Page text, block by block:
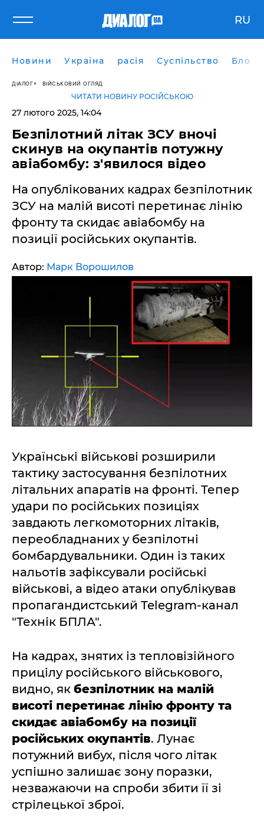
RU
Новини Україна расія Суспільство Блоги
ДІАЛОГ ВІЙСЬКОВИЙ ОГЛЯД
ЧИТАТИ НОВИНУ РОСІЙСЬКОЮ
27 лютого 2025, 14:04
Безпілотний літак ЗСУ вночі
скинув на окупантів потужну
авіабомбу: з'явилося відео
На опублікованих кадрах безпілотник
ЗСУ на малій висоті перетинає лінію
фронту та скидає авіабомбу на
позиції російських окупантів.
Автор: Марк Ворошилов
Українські військові розширили
тактику застосування безпілотних
літальних апаратів на фронті. Тепер
удари по російських позиціях
завдають легкомоторних літаків,
переобладнаних у безпілотні
бомбардувальники. Один із таких
нальотів зафіксували російські
військові, а відео атаки опублікував
пропагандистський Telegram-канал
"Технік БПЛА".
На кадрах, знятих із тепловізійного
прицілу російського військового,
видно, як безпілотник на малій
висоті перетинає лінію фронту та
скидає авіабомбу на позиції
російських окупантів. Лунає
потужний вибух, після чого літак
успішно залишає зону поразки,
незважаючи на спроби збити її зі
стрілецької зброї.